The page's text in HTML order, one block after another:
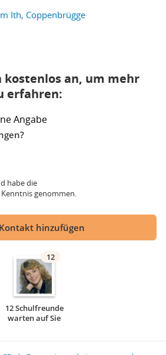
Ith, Coppenbrügge
kostenlos an, um mehr
erfahren:
Angabe
habe die
genommen.
hinzufügen
12
12 Schulfreunde
warten auf Sie